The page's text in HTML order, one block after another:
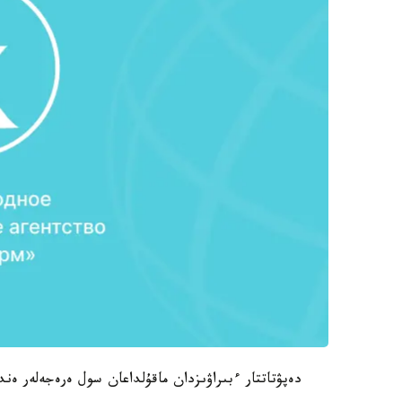
دەپۋتاتتار ءبىراۋىزدان ماقۇلداعان سول ەرەجەلەر ەندى 1- قاڭتاردان باستاپ ءوز